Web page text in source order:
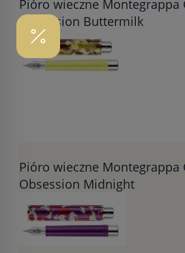
Pióro wieczne Montegrappa
Obsession Buttermilk
Pióro wieczne Montegrappa
Obsession Midnight